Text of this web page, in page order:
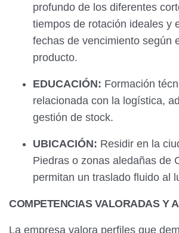
profundo de los diferentes
tiempos de rotación ideales y
fechas de vencimiento según
producto.
EDUCACIÓN: Formación
relacionada con la logística,
gestión de stock.
UBICACIÓN: Residir en la
Piedras o zonas aledañas de
permitan un traslado fluido al
COMPETENCIAS VALORADAS Y
La empresa valora perfiles que